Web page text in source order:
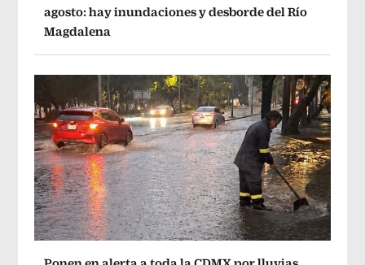
agosto: hay inundaciones y desborde del Río
Magdalena